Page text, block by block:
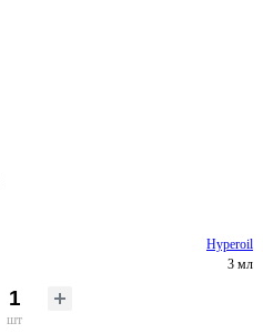
Hyperoil
3 мл
шт